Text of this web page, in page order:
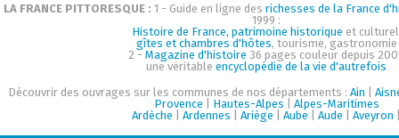
LA FRANCE PITTORESQUE : 1 - Guide en ligne des richesses de la France
1999 :
Histoire de France, patrimoine historique et
gîtes et chambres d'hôtes, tourisme, gastronomie
2 - Magazine d'histoire 36 pages couleur depuis
une véritableencyclopédie de la vie d'autrefois
Découvrir des ouvrages sur les communes de nos départements :Ain |
Provence
Hautes-Alpes
Alpes-Maritimes
Ardèche |Ardennes |Ariège |Aube |Aude |Aveyron